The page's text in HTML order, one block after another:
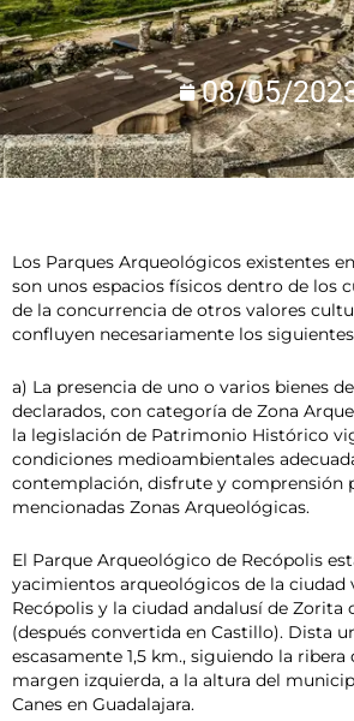
08/05/
Los Parques Arqueológicos existentes
son unos espacios físicos dentro de los
de la concurrencia de otros valores
confluyen necesariamente los
a) La presencia de uno o varios bienes
declarados, con categoría de Zona
la legislación de Patrimonio Histórico
condiciones medioambientales
contemplación, disfrute y comprensión
mencionadas Zonas Arqueológicas.
El Parque Arqueológico de Recópolis
yacimientos arqueológicos de la ciudad
Recópolis y la ciudad andalusí de Zorita
(después convertida en Castillo). Dista
escasamente 1,5 km., siguiendo la ribera
margen izquierda, a la altura del
Canes en Guadalajara.